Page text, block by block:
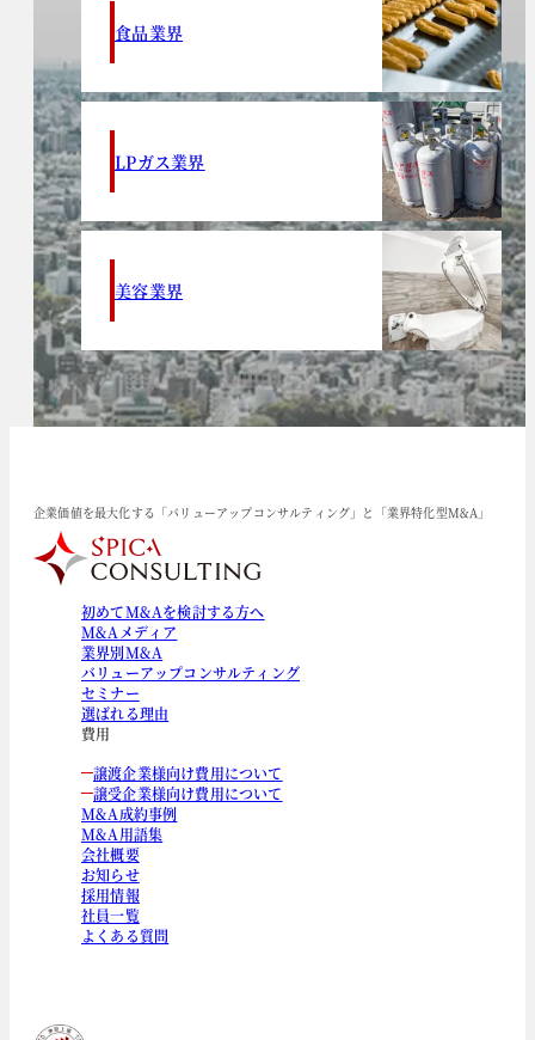
食品業界
LPガス業界
美容業界
企業価値を最大化する「バリューアップコンサルティング」と「業界特化型M&A」
初めてM&Aを検討する方へ
M&Aメディア
業界別M&A
バリューアップコンサルティング
セミナー
選ばれる理由
費用
譲渡企業様向け費用について
譲受企業様向け費用について
M&A成約事例
M&A用語集
会社概要
お知らせ
採用情報
社員一覧
よくある質問